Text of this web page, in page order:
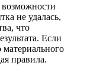
возможности
не удалась,
что
Если
материального
правила.